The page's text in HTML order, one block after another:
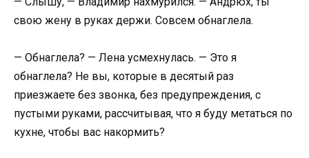
свою жену в руках держи. Совсем обнаглела.
— Обнаглела? — Лена усмехнулась. — Это я
обнаглела? Не вы, которые в десятый раз
приезжаете без звонка, без предупреждения, с
пустыми руками, рассчитывая, что я буду метаться по
кухне, чтобы вас накормить?